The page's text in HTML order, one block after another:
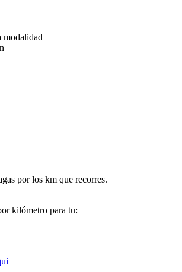
modalidad
por los km que recorres.
kilómetro para tu: